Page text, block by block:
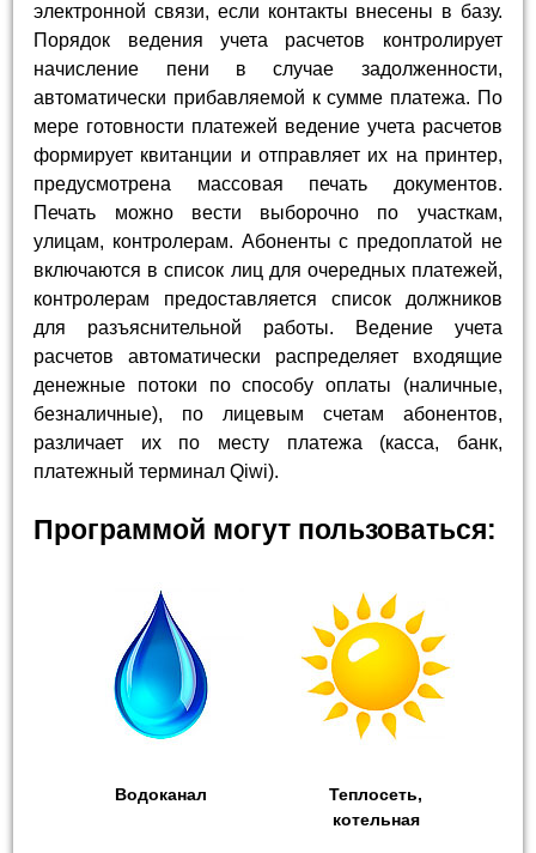
электронной связи, если контакты внесены в базу.
Порядок ведения учета расчетов контролирует
начисление пени в случае задолженности,
автоматически прибавляемой к сумме платежа. По
мере готовности платежей ведение учета расчетов
формирует квитанции и отправляет их на принтер,
предусмотрена массовая печать документов.
Печать можно вести выборочно по участкам,
улицам, контролерам. Абоненты с предоплатой не
включаются в список лиц для очередных платежей,
контролерам предоставляется список должников
для разъяснительной работы. Ведение учета
расчетов автоматически распределяет входящие
денежные потоки по способу оплаты (наличные,
безналичные), по лицевым счетам абонентов,
различает их по месту платежа (касса, банк,
платежный терминал Qiwi).
Программой могут пользоваться:
Водоканал
Теплосеть,
котельная